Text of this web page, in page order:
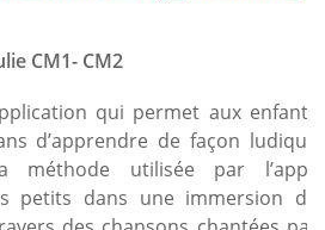
CM1- CM2
qui permet aux enfants
d’apprendre de façon ludique
méthode utilisée par l’appli
petits dans une immersion de